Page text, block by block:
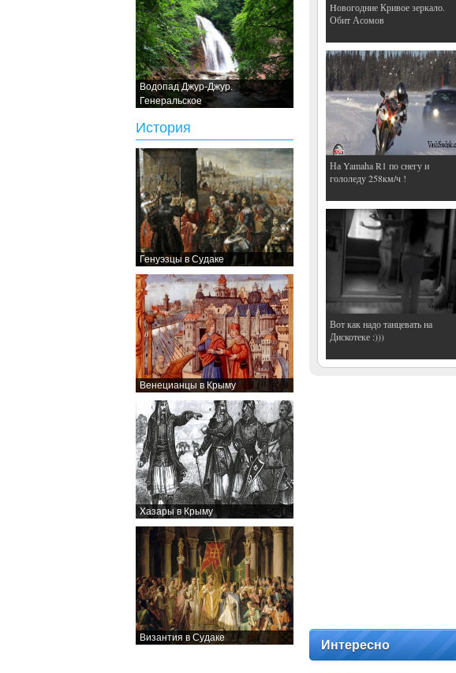
Водопад Джур-Джур.
Генеральское
История
Генуэзцы в Судаке
Венецианцы в Крыму
Хазары в Крыму
Византия в Судаке
Hовогодние Кривое зеркало.
Обит Асомов
На Yamaha R1 по снегу и
гололеду 258км/ч !
Вот как надо танцевать на
Дискотеке :)))
Интересно